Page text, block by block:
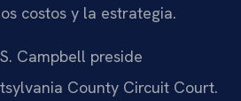
costos y la estrategia.
Campbell preside
County Circuit Court.